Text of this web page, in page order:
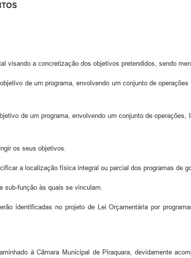
visando a concretização dos objetivos pretendidos, sendo
de um programa, envolvendo um conjunto de
de um programa, envolvendo um conjunto de
os seus objetivos.
a localização física integral ou parcial dos programas de
sub-função às quais se vinculam.
identificadas no projeto de Lei Orçamentária por
à Câmara Municipal de Piraquara, devidamente